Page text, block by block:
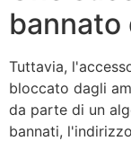
bannato
Tuttavia,
bloccato dagli
da parte di un
bannati,